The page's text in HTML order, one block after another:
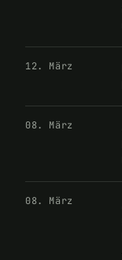
12. März
08. März
08. März